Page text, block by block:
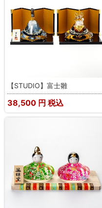
【STUDIO】富士雛
38,500 円 税込